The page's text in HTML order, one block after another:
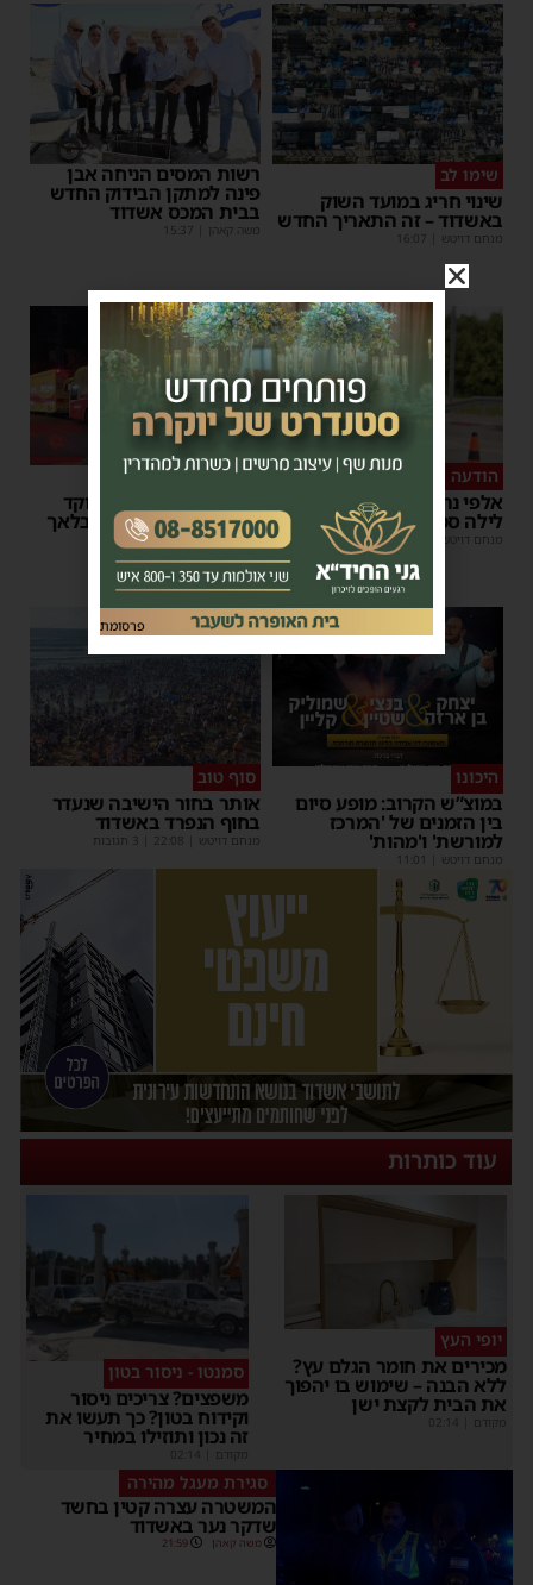
שימו לב
שינוי חריג במועד השוק
באשדוד – זה התאריך החדש
מנחם דויטש 16:07
רשות המסים הניחה אבן
פינה למתקן הבידוק החדש
בבית המכס אשדוד
משה קאהן 15:37
הודעה לנהגים
אלפי נהגים יושפעו: עבודות
לילה סמוך לאשדוד
מנחם דויטש 11:10
כל טיפה מצילה
אשדוד מצילה חיים: מוקד
התרמת דם ליד השטיבלאך
משה קאהן |
11:05
היכונו
במוצ”ש הקרוב: מופע סיום
בין הזמנים של 'המרכז
למורשת' ו'מהות'
מנחם דויטש 11:01
סוף טוב
אותר בחור הישיבה שנעדר
בחוף הנפרד באשדוד
מנחם דויטש 22:08
עוד כותרות
יופי העץ
מכירים את חומר הגלם עץ?
ללא הבנה – שימוש בו יהפוך
את הבית לקצת ישן
מקודם
סמנטו - ניסור בטון
משפצים? צריכים ניסור
וקידוח בטון? כך תעשו את
זה נכון ותוזילו במחיר
מקודם
סגירת מעגל מהירה
המשטרה עצרה קטין בחשד
שדקר נער באשדוד
משה קאהן 21:59
פרסומת